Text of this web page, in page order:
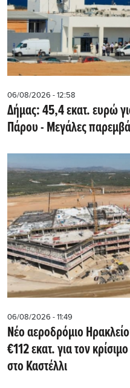
06/08/2026 - 12:58
Δήμας: 45,4 εκατ. ευρώ
Πάρου - Μεγάλες
06/08/2026 - 11:49
Νέο αεροδρόμιο
€112 εκατ. για τον
στο Καστέλλι